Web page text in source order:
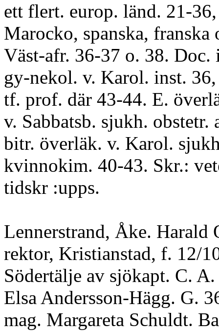
ett flert. europ. länd. 21-
Marocko, spanska, franska
Väst-afr. 36-37 o. 38. Doc.
gy-nekol. v. Karol. inst.
tf. prof. där 43-44. E.
v. Sabbatsb. sjukh. obstetr.
bitr. överläk. v. Karol.
kvinnokim. 40-43. Skr.:
tidskr :upps.
Lennerstrand, Åke. Harald
rektor, Kristianstad, f. 12/
Södertälje av sjökapt. C.
Elsa Andersson-Hägg. G.
mag. Margareta Schuldt.